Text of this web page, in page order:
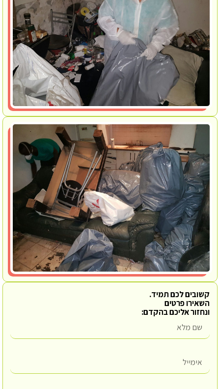
קשובים לכם תמיד.
השאירו פרטים
ונחזור אליכם בהקדם: